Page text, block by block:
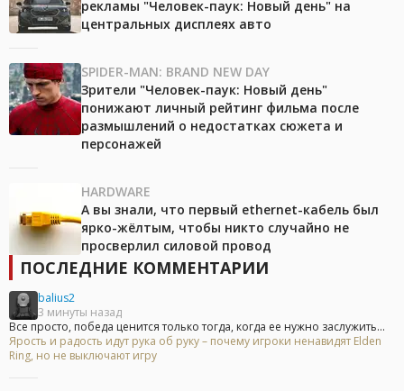
рекламы "Человек-паук: Новый день" на
центральных дисплеях авто
SPIDER-MAN: BRAND NEW DAY
Зрители "Человек-паук: Новый день"
понижают личный рейтинг фильма после
размышлений о недостатках сюжета и
персонажей
HARDWARE
А вы знали, что первый ethernet-кабель был
ярко-жёлтым, чтобы никто случайно не
просверлил силовой провод
ПОСЛЕДНИЕ КОММЕНТАРИИ
balius2
3 минуты назад
Все просто, победа ценится только тогда, когда ее нужно заслужить...
Ярость и радость идут рука об руку – почему игроки ненавидят Elden
Ring, но не выключают игру